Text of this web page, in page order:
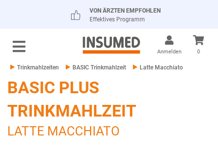
Anmelden 0
VON ÄRZTEN EMPFOHLEN
Effektives Programm
Trinkmahlzeiten BASIC Trinkmahlzeit Latte Macchiato
BASIC PLUS
TRINKMAHLZEIT
LATTE MACCHIATO